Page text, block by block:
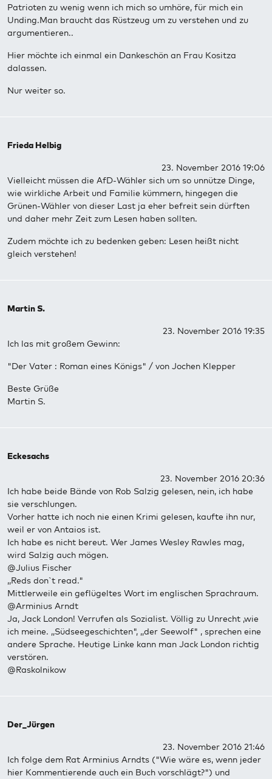
Patrioten zu wenig wenn ich mich so umhöre, für mich ein
Unding.Man braucht das Rüstzeug um zu verstehen und zu
argumentieren..
Hier möchte ich einmal ein Dankeschön an Frau Kositza
dalassen.
Nur weiter so.
Frieda Helbig
23. November 2016 19:06
Vielleicht müssen die AfD-Wähler sich um so unnütze Dinge,
wie wirkliche Arbeit und Familie kümmern, hingegen die
Grünen-Wähler von dieser Last ja eher befreit sein dürften
und daher mehr Zeit zum Lesen haben sollten.
Zudem möchte ich zu bedenken geben: Lesen heißt nicht
gleich verstehen!
Martin S.
23. November 2016 19:35
Ich las mit großem Gewinn:
"Der Vater : Roman eines Königs" / von Jochen Klepper
Beste Grüße
Martin S.
Eckesachs
23. November 2016 20:36
Ich habe beide Bände von Rob Salzig gelesen, nein, ich habe
sie verschlungen.
Vorher hatte ich noch nie einen Krimi gelesen, kaufte ihn nur,
weil er von Antaios ist.
Ich habe es nicht bereut. Wer James Wesley Rawles mag,
wird Salzig auch mögen.
@Julius Fischer
,,Reds don`t read."
Mittlerweile ein geflügeltes Wort im englischen Sprachraum.
@Arminius Arndt
Ja, Jack London! Verrufen als Sozialist. Völlig zu Unrecht ,wie
ich meine. ,,Südseegeschichten", ,,der Seewolf" , sprechen eine
andere Sprache. Heutige Linke kann man Jack London richtig
verstören.
@Raskolnikow
Der_Jürgen
23. November 2016 21:46
Ich folge dem Rat Arminius Arndts ("Wie wäre es, wenn jeder
hier Kommentierende auch ein Buch vorschlägt?") und